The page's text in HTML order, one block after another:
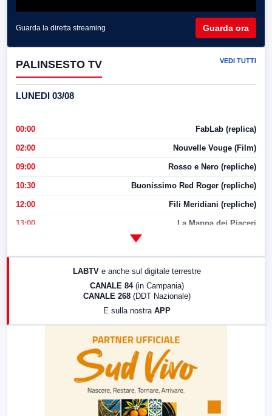
Guarda la diretta streaming Guarda ora
PALINSESTO TV VEDI TUTTI
LUNEDI 03/08
00:00 FabLab (replica)
02:00 Nouvelle Vouge (Film)
09:00 Rosso e Nero (repliche)
10:30 Buonissimo Red Roger (repliche)
12:00 Fili Meridiani (repliche)
13:00 La Mappa dei Piaceri
17:00 LabNews (replica)
LABTV e anche sul digitale terrestre
CANALE 84 (in Campania)
CANALE 268 (DDT Nazionale)
E sulla nostra APP